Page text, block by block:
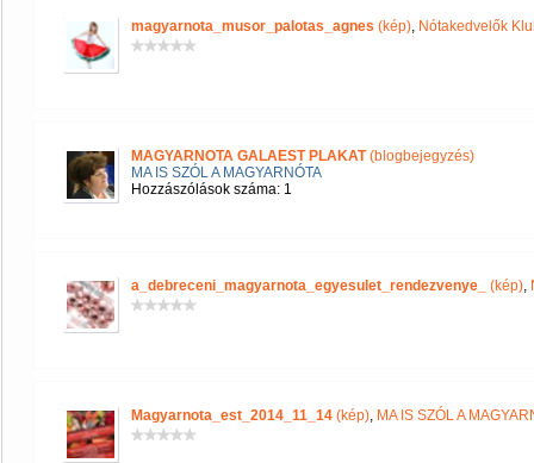
magyarnota_musor_palotas_agnes (kép), Nótakedvelők
MAGYARNOTA GALAEST PLAKAT(blogbejegyzés)
MA IS SZÓL A MAGYARNÓTA
Hozzászólások száma: 1
a_debreceni_magyarnota_egyesulet_rendezvenye_ (kép),
Magyarnota_est_2014_11_14 (kép), MA IS SZÓL A